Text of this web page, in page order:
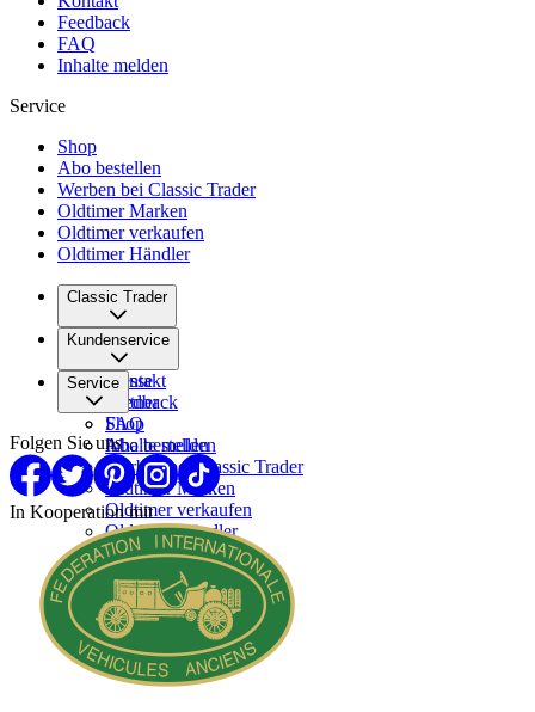
Feedback
FAQ
Inhalte melden
Service
Shop
Abo bestellen
Werben bei Classic Trader
Oldtimer Marken
Oldtimer verkaufen
Oldtimer Händler
Classic Trader
Über uns
Karriere
Presse
Partner
Kundenservice
Kontakt
Feedback
FAQ
Inhalte melden
Service
Shop
Abo bestellen
Werben bei Classic Trader
Oldtimer Marken
Oldtimer verkaufen
Oldtimer Händler
Folgen Sie uns
In Kooperation mit